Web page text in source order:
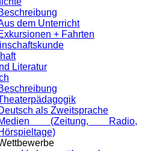
dem Unterricht
+ Fahrten
Literatur
als Zweitsprache
(Zeitung, Radio,